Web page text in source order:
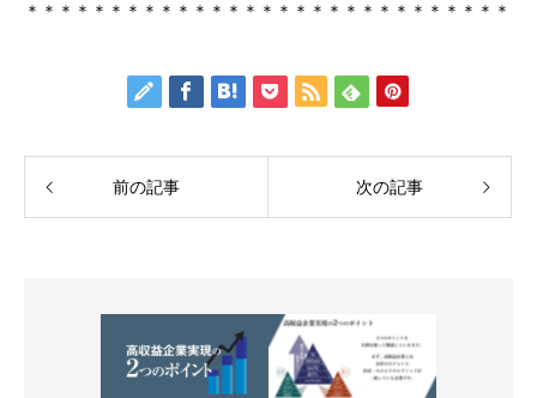
＊＊＊＊＊＊＊＊＊＊＊＊＊＊＊＊＊＊＊＊＊＊＊＊＊＊＊＊＊
前の記事 次の記事